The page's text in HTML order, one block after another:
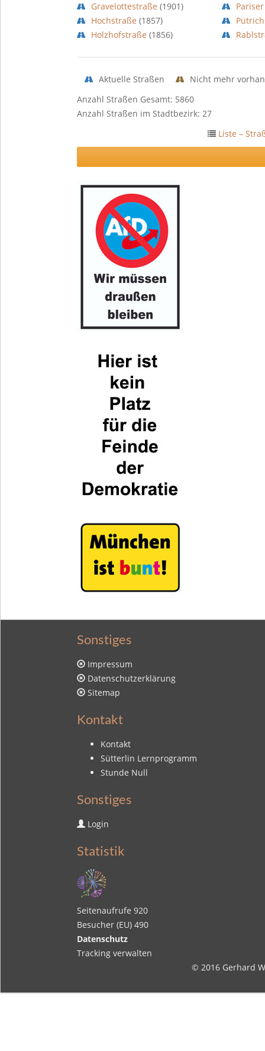
Gravelottestraße (1901)
Hochstraße (1857)
Holzhofstraße (1856)
Aktuelle Straßen
Nicht mehr
Anzahl Straßen Gesamt: 5860
Anzahl Straßen im Stadtbezirk: 27
Liste –
Sonstiges
Impressum
Datenschutzerklärung
Sitemap
Kontakt
Kontakt
Sütterlin Lernprogramm
Stunde Null
Sonstiges
Login
Statistik
Seitenaufrufe 920
Besucher (EU) 490
Datenschutz
Tracking verwalten
© 2016 Gerhard